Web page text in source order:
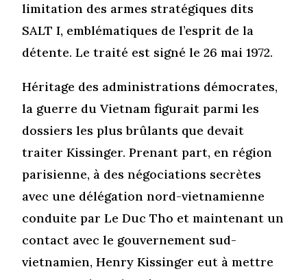
limitation des armes stratégiques dits
SALT I, emblématiques de l’esprit de la
détente. Le traité est signé le 26 mai 1972.
Héritage des administrations démocrates,
la guerre du Vietnam figurait parmi les
dossiers les plus brûlants que devait
traiter Kissinger. Prenant part, en région
parisienne, à des négociations secrètes
avec une délégation nord-vietnamienne
conduite par Le Duc Tho et maintenant un
contact avec le gouvernement sud-
vietnamien, Henry Kissinger eut à mettre